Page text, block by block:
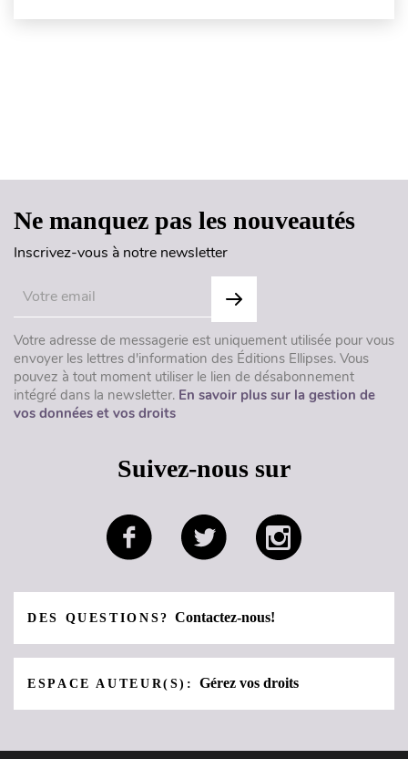
Ne manquez pas les nouveautés
Inscrivez-vous à notre newsletter
Votre adresse de messagerie est uniquement utilisée pour vous
envoyer les lettres d'information des Éditions Ellipses. Vous
pouvez à tout moment utiliser le lien de désabonnement
intégré dans la newsletter. En savoir plus sur la gestion de
vos données et vos droits
Suivez-nous sur
DES QUESTIONS?Contactez-nous!
ESPACE AUTEUR(S):Gérez vos droits